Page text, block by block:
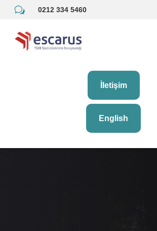
w 0212 334 5460
İletişim
English